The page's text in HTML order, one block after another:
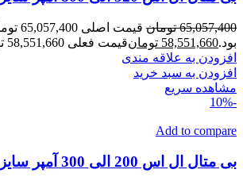
65,057,400 تومان
قیمت اصلی
بود.58,551,660 تومانقیمت فعلی 58,551,660 تومان است.
افزودن به علاقه مندی
افزودن به سبد خرید
مشاهده سریع
-10%
Add to compare
بی متال ال اس 200 الی 300 آمپر سایز MT-800